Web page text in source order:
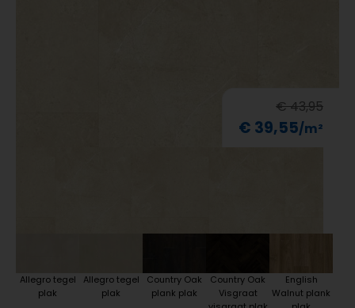
€ 43,95
€ 39,55
Allegro tegel
plak
Allegro tegel
plak
Country Oak
plank plak
Country Oak
Visgraat
English
Walnut plank